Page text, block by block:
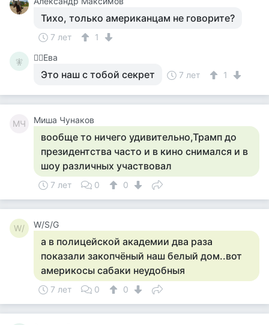
Тихо, только американцам не говорите?
7 лет 1
🧚‍ 🧚‍♀️Ева
Это наш с тобой секрет 7 лет 1
МЧ Миша Чунаков
вообще то ничего удивительно,Трамп до
президентства часто и в кино снимался и в
шоу различных участвовал
7 лет 0 0
W/ W/S/G
а в полицейской академии два раза
показали закопчёный наш белый дом..вот
америкосы сабаки неудобныя
7 лет 0 0